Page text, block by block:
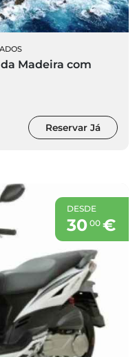
Madeira com
Reservar Já
DESDE
30 00€